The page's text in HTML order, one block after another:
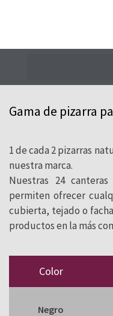
natural para
Gama de pizarra
1 de cada 2 pizarras
nuestra marca.
Nuestras 24
permiten ofrecer
cubierta, tejado o
productos en la más
Color
Negro